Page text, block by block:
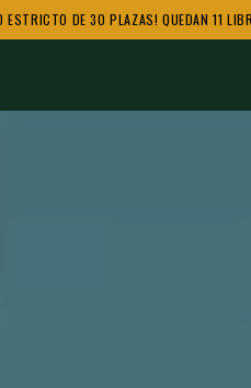
DE 30 PLAZAS! QUEDAN 11